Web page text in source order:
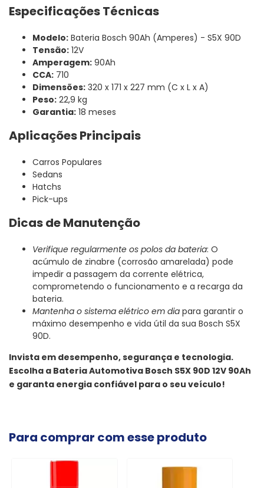
Especificações Técnicas
Modelo: Bateria Bosch 90Ah (Amperes) - S5X 90D
Tensão: 12V
Amperagem: 90Ah
CCA: 710
Dimensões: 320 x 171 x 227 mm (C x L x A)
Peso: 22,9 kg
Garantia: 18 meses
Aplicações Principais
Carros Populares
Sedans
Hatchs
Pick-ups
Dicas de Manutenção
Verifique regularmente os polos da bateria: O
acúmulo de zinabre (corrosão amarelada) pode
impedir a passagem da corrente elétrica,
comprometendo o funcionamento e a recarga da
bateria.
Mantenha o sistema elétrico em dia para garantir o
máximo desempenho e vida útil da sua Bosch S5X
90D.
Invista em desempenho, segurança e tecnologia.
Escolha a Bateria Automotiva Bosch S5X 90D 12V 90Ah
e garanta energia confiável para o seu veículo!
Para comprar com esse produto